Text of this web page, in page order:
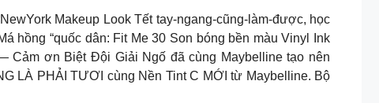
Makeup Look Tết tay-ngang-cũng-làm-được, học
hồng “quốc dân: Fit Me 30 Son bóng bền màu Vinyl Ink
Cảm ơn Biệt Đội Giải Ngố đã cùng Maybelline tạo nên
LÀ PHẢI TƯƠI cùng Nền Tint C MỚI từ Maybelline. Bộ